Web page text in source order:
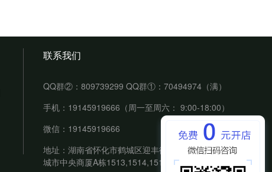
联系我们
QQ群②：809739299 QQ群①：70494974（满）
手机：19145919666（周一至周六： 9:00-18:00）
微信：19145919666
地址：湖南省怀化市鹤城区迎丰街道佳慧华盛堂
城市中央商厦A栋1513,1514,1515室